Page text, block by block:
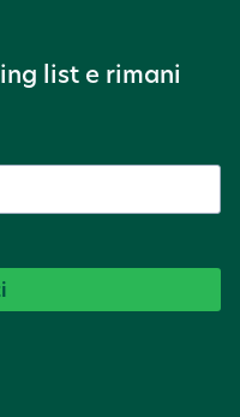
list e rimani